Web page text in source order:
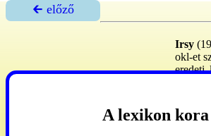
🡰 előző
Irsy
okl-et
eredeti
Kalmár
A lexikon kora